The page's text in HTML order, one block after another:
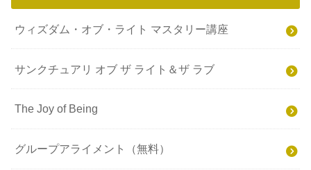
ウィズダム・オブ・ライト マスタリー講座
サンクチュアリ オブ ザ ライト＆ザ ラブ
The Joy of Being
グループアライメント（無料）